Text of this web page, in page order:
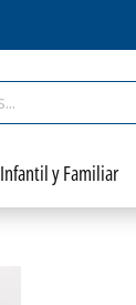
Infantil y Familiar